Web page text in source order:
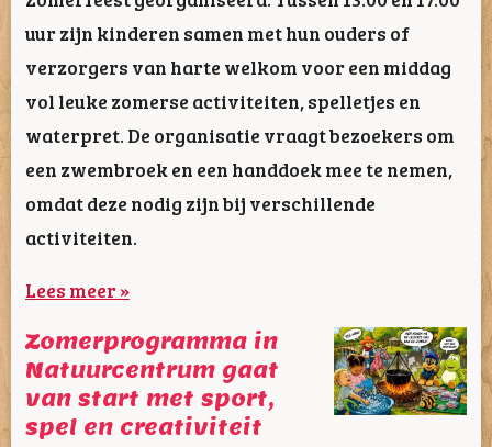
uur zijn kinderen samen met hun ouders of
verzorgers van harte welkom voor een middag
vol leuke zomerse activiteiten, spelletjes en
waterpret. De organisatie vraagt bezoekers om
een zwembroek en een handdoek mee te nemen,
omdat deze nodig zijn bij verschillende
activiteiten.
Lees meer »
Zomerprogramma in
Natuurcentrum gaat
van start met sport,
spel en creativiteit